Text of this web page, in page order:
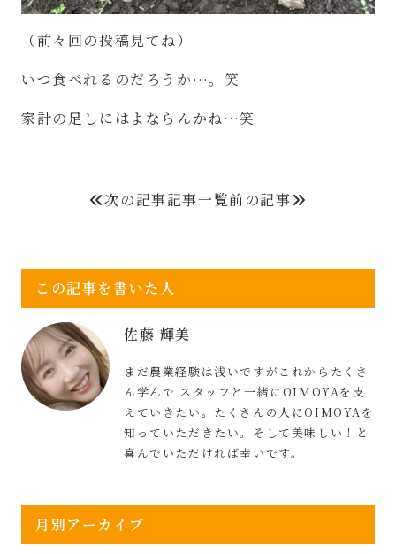
（前々回の投稿見てね）
いつ食べれるのだろうか…。笑
家計の足しにはよならんかね…笑
次の記事記事一覧前の記事
この記事を書いた人
佐藤 輝美
まだ農業経験は浅いですがこれからたくさ
ん学んで スタッフと一緒にOIMOYAを支
えていきたい。たくさんの人にOIMOYAを
知っていただきたい。そして美味しい！と
喜んでいただければ幸いです。
月別アーカイブ